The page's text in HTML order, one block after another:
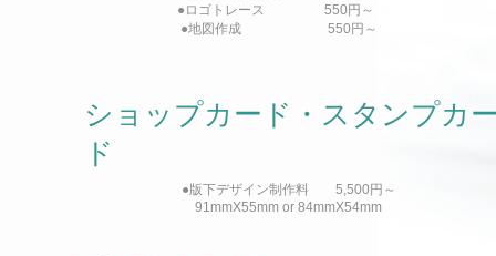
●ロゴトレース 550円～
●地図作成 550円～
ショップカード・スタンプカ
ド
●版下デザイン制作料 5,500円～
91mmX55mm or 84mmX54mm